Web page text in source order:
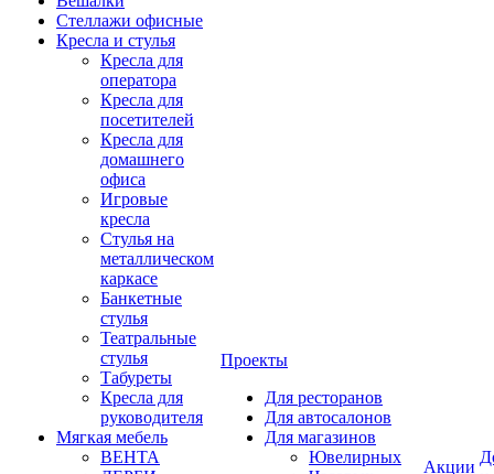
Стеллажи офисные
Кресла и стулья
Кресла для
оператора
Кресла для
посетителей
Кресла для
домашнего
офиса
Игровые
кресла
Стулья на
металлическом
каркасе
Банкетные
стулья
Театральные
стулья
Табуреты
Кресла для
руководителя
Мягкая мебель
ВЕНТА
Проекты
Для ресторанов
Для автосалонов
Для магазинов
Ювелирных
Акции